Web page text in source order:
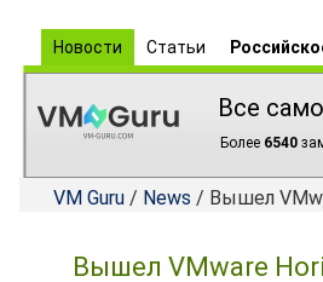
Новости Статьи
Все
Более 6540
VM Guru / News / Вышел
Вышел VMware